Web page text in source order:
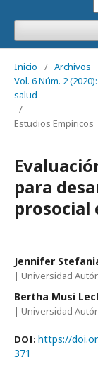
Inicio / Archivos
Vol. 6 Núm. 2
salud
/
Estudios Empíricos
para
prosocial
Jennifer
| Universidad
Bertha Musi
| Universidad
DOI: https://
371